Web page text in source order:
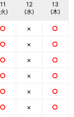
11
)
○
○
○
○
○
○
12
(水)
×
×
×
×
×
×
13
(木)
○
○
○
○
○
○